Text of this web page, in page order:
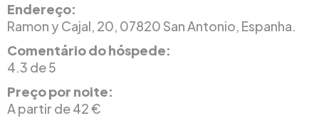
Endereço:
Ramon y Cajal, 20, 07820 San Antonio, Espanha.
Comentário do hóspede:
4.3 de 5
Preço por noite:
A partir de 42 €